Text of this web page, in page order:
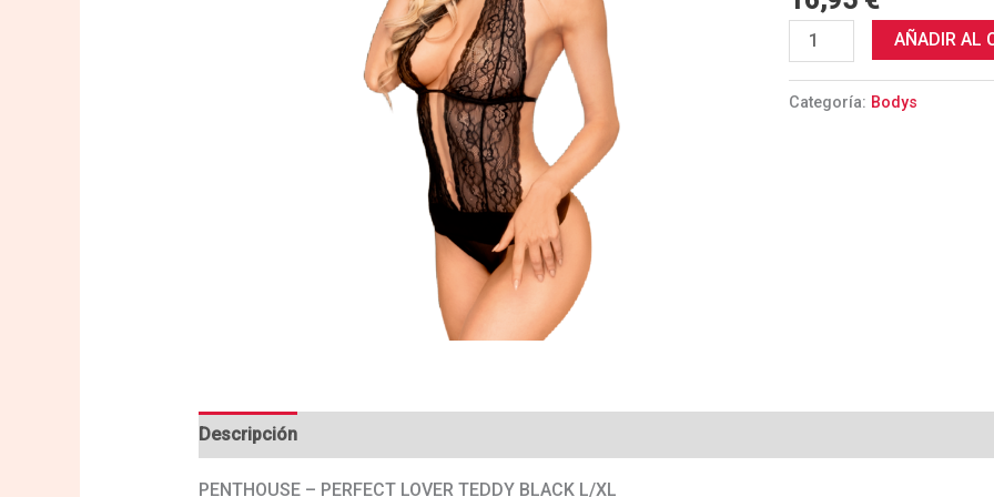
cantidad
AÑADIR AL
Categoría: Bodys
Descripción
PENTHOUSE – PERFECT LOVER TEDDY BLACK L/XL